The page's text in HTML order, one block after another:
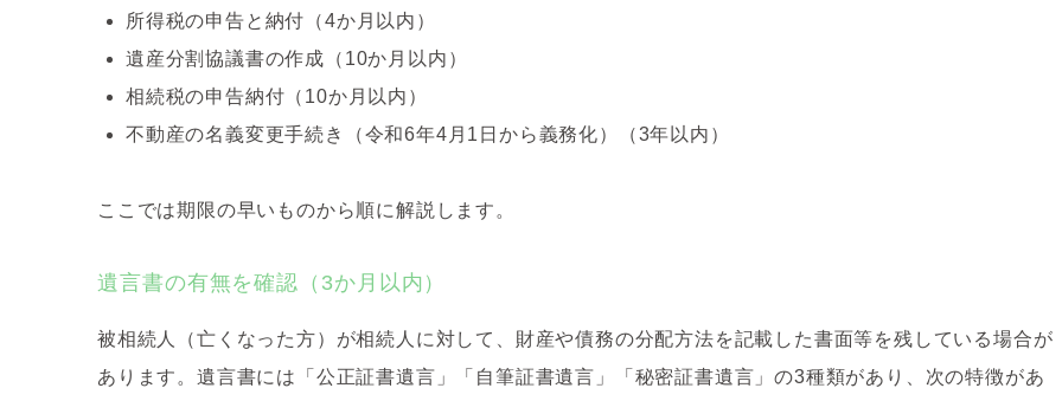
所得税の申告と納付（4か月以内）
遺産分割協議書の作成（10か月以内）
相続税の申告納付（10か月以内）
不動産の名義変更手続き（令和6年4月1日から義務化）（3年以内）
ここでは期限の早いものから順に解説します。
遺言書の有無を確認（3か月以内）
被相続人（亡くなった方）が相続人に対して、財産や債務の分配方法を記載した書面等を残している場合が
あります。遺言書には「公正証書遺言」「自筆証書遺言」「秘密証書遺言」の3種類があり、次の特徴があ